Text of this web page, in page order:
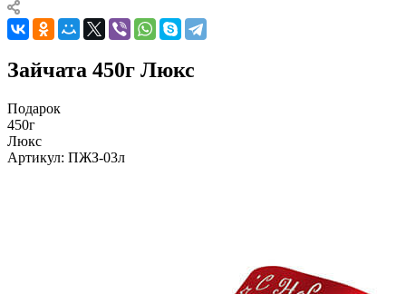
Зайчата 450г Люкс
Подарок
450г
Люкс
Артикул: ПЖЗ-03л